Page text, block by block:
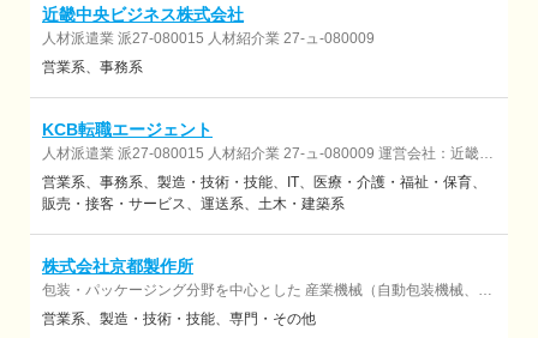
クを運営するなど、地域の観光と連携しています。関西地域の交通イ
ンフラと観光の両方に貢献している企業です。
近畿中央ビジネス株式会社
人材派遣業 派27-080015 人材紹介業 27-ュ-080009
営業系
事務系
KCB転職エージェント
人材派遣業 派27-080015 人材紹介業 27-ュ-080009 運営会社：近畿中
央ビジネス株式会社
営業系 事務系 製造・技術・技能 IT
医療・介護・福祉・保育
販売・接客・サービス
運送系 土木・建築系
株式会社京都製作所
包装・パッケージング分野を中心とした 産業機械（自動包装機械、自
動組立機械）の 設計・開発・製造・ラインエンジニアリング
営業系 製造・技術・技能 専門・その他